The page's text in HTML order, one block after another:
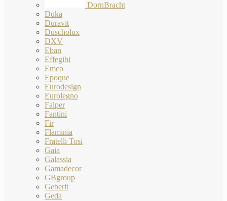
DornBracht
Duka
Duravit
Duscholux
DXV
Eban
Effegibi
Emco
Epoque
Eurodesign
Eurolegno
Falper
Fantini
Fir
Flaminia
Fratelli Tosi
Gaia
Galassia
Gamadecor
GBgroup
Geberit
Geda